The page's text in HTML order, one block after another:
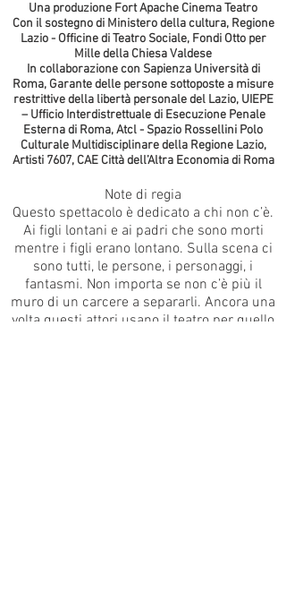
Una produzione Fort Apache Cinema Teatro
Con il sostegno di Ministero della cultura, Regione
Lazio - Officine di Teatro Sociale, Fondi Otto per
Mille della Chiesa Valdese
In collaborazione con Sapienza Università di
Roma, Garante delle persone sottoposte a misure
restrittive della libertà personale del Lazio, UIEPE
– Ufficio Interdistrettuale di Esecuzione Penale
Esterna di Roma, Atcl - Spazio Rossellini Polo
Culturale Multidisciplinare della Regione Lazio,
Artisti 7607, CAE Città dell’Altra Economia di Roma
Note di regia
Questo spettacolo è dedicato a chi non c’è.
Ai figli lontani e ai padri che sono morti
mentre i figli erano lontano. Sulla scena ci
sono tutti, le persone, i personaggi, i
fantasmi. Non importa se non c’è più il
muro di un carcere a separarli. Ancora una
volta questi attori usano il teatro per quello